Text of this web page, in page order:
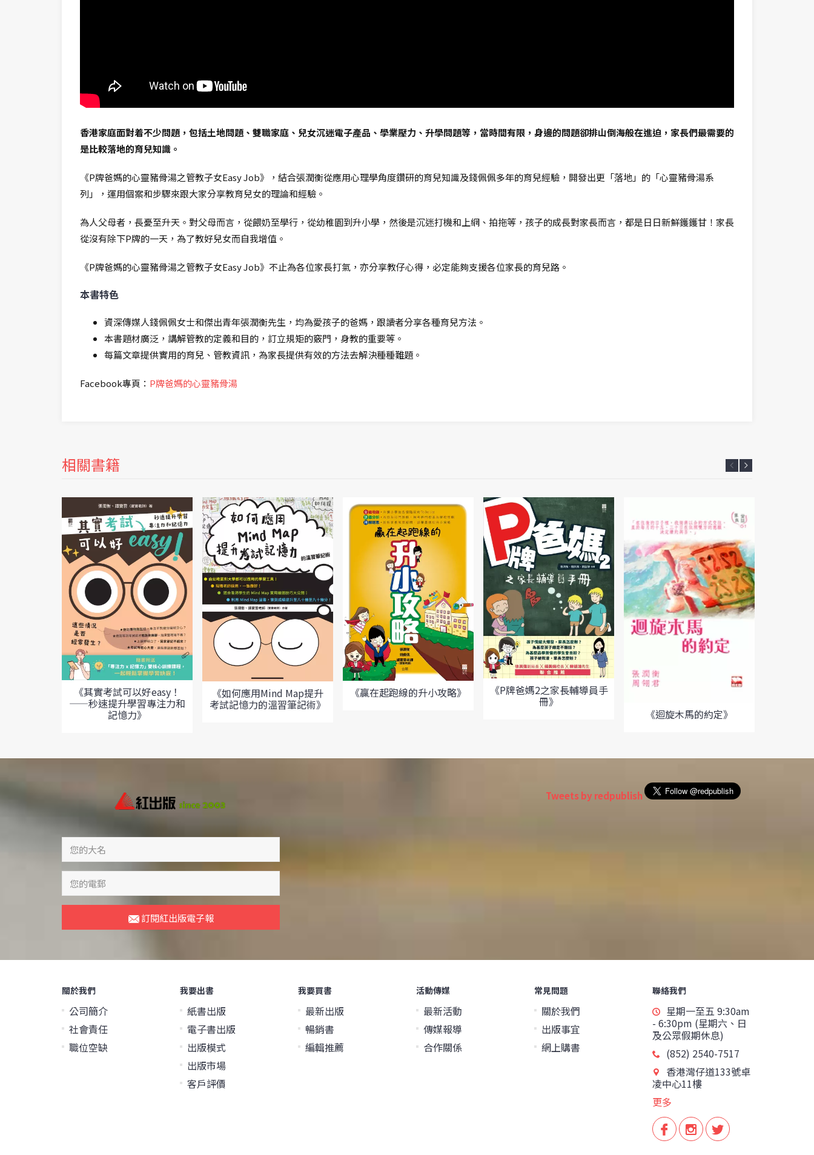
香港家庭面對着不少問題，包括土地問題、雙職家庭、兒女沉迷電子產品、學業壓力、升學問題等，當時間有限，身邊的問題卻排山倒海般在進迫，家長們最需要的
是比較落地的育兒知識。
《P牌爸媽的心靈豬骨湯之管教子女Easy Job》，結合張潤衡從應用心理學角度鑽研的育兒知識及錢佩佩多年的育兒經驗，開發出更「落地」的「心靈豬骨湯系
列」，運用個案和步驟來跟大家分享教育兒女的理論和經驗。
為人父母者，長憂至升天。對父母而言，從餵奶至學行，從幼稚園到升小學，然後是沉迷打機和上網、拍拖等，孩子的成長對家長而言，都是日日新鮮鑊鑊甘！家長
從沒有除下P牌的一天，為了教好兒女而自我增值。
《P牌爸媽的心靈豬骨湯之管教子女Easy Job》不止為各位家長打氣，亦分享教仔心得，必定能夠支援各位家長的育兒路。
本書特色
資深傳媒人錢佩佩女士和傑出青年張潤衡先生，均為愛孩子的爸媽，跟讀者分享各種育兒方法。
本書題材廣泛，講解管教的定義和目的，訂立規矩的竅門，身教的重要等。
每篇文章提供實用的育兒、管教資訊，為家長提供有效的方法去解決種種難題。
Facebook專頁： P牌爸媽的心靈豬骨湯
相關書籍
《其實考試可以好easy！
——秒速提升學習專注力和
記憶力》
《如何應用Mind Map提升
考試記憶力的溫習筆記術》
《贏在起跑線的升小攻略》 《P牌爸媽2之家長輔導員手
冊》
《迴旋木馬的約定》
訂閱紅出版電子報
Tweets by redpublish
關於我們
公司簡介
社會責任
職位空缺
我要出書
紙書出版
電子書出版
出版模式
出版市場
客戶評價
我要買書
最新出版
暢銷書
編輯推薦
活動傳媒
最新活動
傳媒報導
合作關係
常見問題
關於我們
出版事宜
網上購書
聯絡我們
星期一至五 9:30am
- 6:30pm (星期六、日
及公眾假期休息)
(852) 2540-7517
香港灣仔道133號卓
凌中心11樓
更多